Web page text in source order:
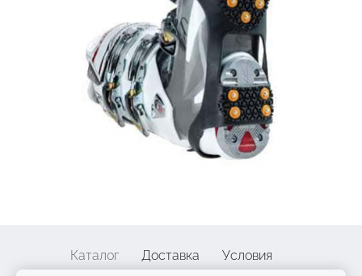
Каталог Доставка
Условия